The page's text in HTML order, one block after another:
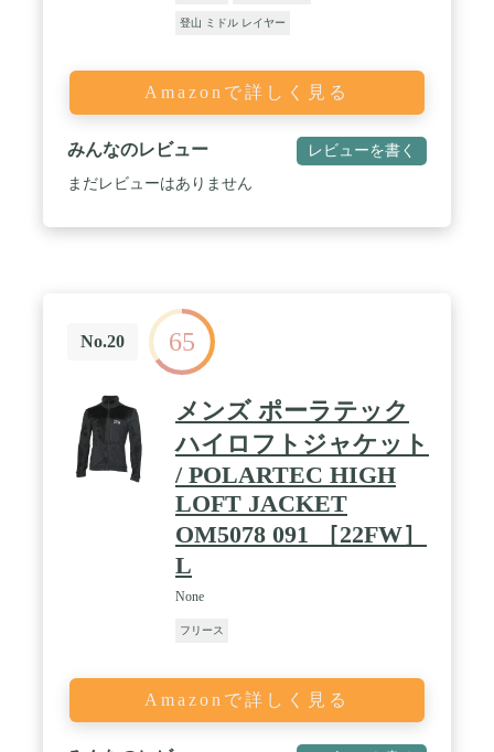
登山 ミドル レイヤー
Amazonで詳しく見る
みんなのレビュー レビューを書く
まだレビューはありません
No.20 65
メンズ ポーラテック
ハイロフトジャケット
/ POLARTEC HIGH
LOFT JACKET
OM5078 091 ［22FW］
L
None
フリース
Amazonで詳しく見る